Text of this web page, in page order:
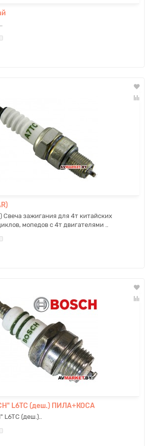
Свеча зажигания для 4т китайских
мопедов с 4т двигателями ..
L6TC (деш.) ПИЛА+КОСА
L6TC (деш.)..